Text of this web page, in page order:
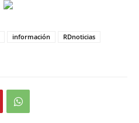
información
RDnoticias